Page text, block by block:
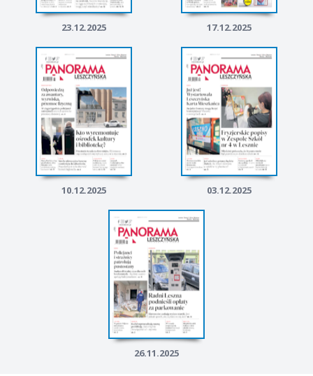
23.12.2025 17.12.2025
10.12.2025 03.12.2025
26.11.2025